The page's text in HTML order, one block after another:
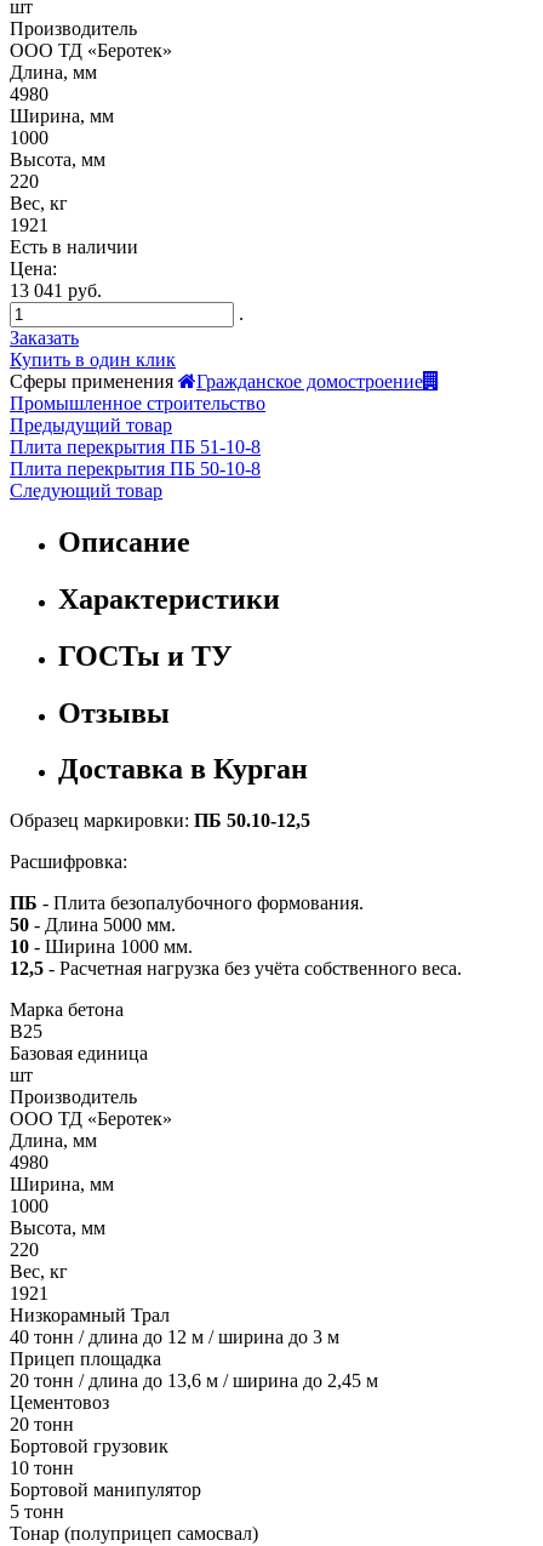
шт
Производитель
ООО ТД «Беротек»
Длина, мм
4980
Ширина, мм
1000
Высота, мм
220
Вес, кг
1921
Есть в наличии
Цена:
13 041 руб.
.
Заказать
Купить в один клик
Сферы применения
Гражданское домостроение
Промышленное строительство
Предыдущий товар
Плита перекрытия ПБ 51-10-8
Плита перекрытия ПБ 50-10-8
Следующий товар
Описание
Характеристики
ГОСТы и ТУ
Отзывы
Доставка в Курган
Образец маркировки: ПБ 50.10-12,5
Расшифровка:
ПБ - Плита безопалубочного формования.
50 - Длина 5000 мм.
10 - Ширина 1000 мм.
12,5 - Расчетная нагрузка без учёта собственного веса.
Марка бетона
B25
Базовая единица
шт
Производитель
ООО ТД «Беротек»
Длина, мм
4980
Ширина, мм
1000
Высота, мм
220
Вес, кг
1921
Низкорамный Трал
40 тонн / длина до 12 м / ширина до 3 м
Прицеп площадка
20 тонн / длина до 13,6 м / ширина до 2,45 м
Цементовоз
20 тонн
Бортовой грузовик
10 тонн
Бортовой манипулятор
5 тонн
Тонар (полуприцеп самосвал)